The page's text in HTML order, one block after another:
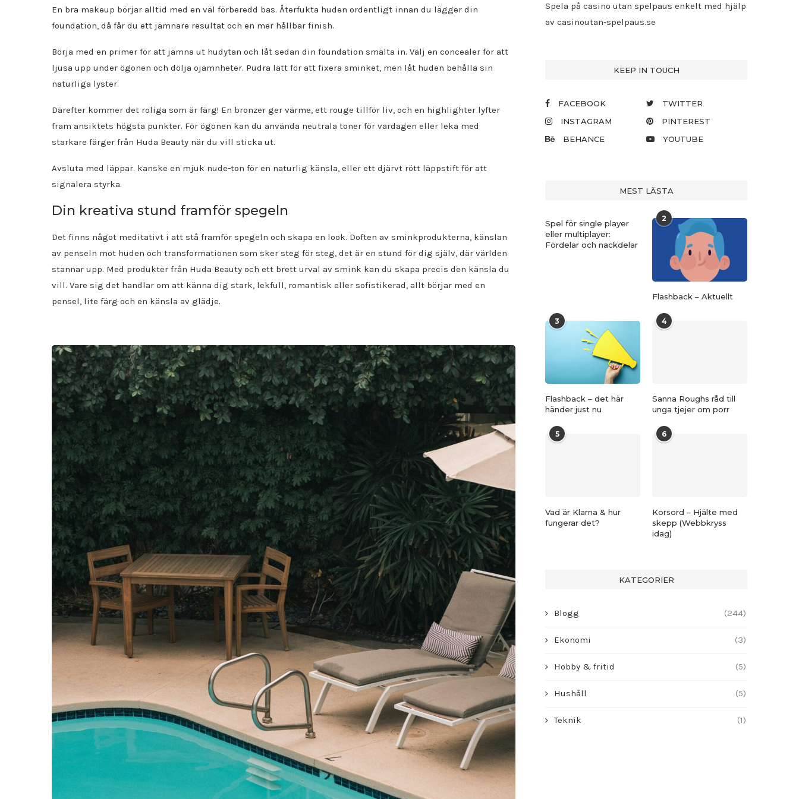
En bra makeup börjar alltid med en väl förberedd bas. Återfukta huden ordentligt innan du lägger din
foundation, då får du ett jämnare resultat och en mer hållbar finish.
Börja med en primer för att jämna ut hudytan och låt sedan din foundation smälta in. Välj en concealer för att
ljusa upp under ögonen och dölja ojämnheter. Pudra lätt för att fixera sminket, men låt huden behålla sin
naturliga lyster.
Därefter kommer det roliga som är färg! En bronzer ger värme, ett rouge tillför liv, och en highlighter lyfter
fram ansiktets högsta punkter. För ögonen kan du använda neutrala toner för vardagen eller leka med
starkare färger från Huda Beauty när du vill sticka ut.
Avsluta med läppar. kanske en mjuk nude-ton för en naturlig känsla, eller ett djärvt rött läppstift för att
signalera styrka.
Din kreativa stund framför spegeln
Det finns något meditativt i att stå framför spegeln och skapa en look. Doften av sminkprodukterna, känslan
av penseln mot huden och transformationen som sker steg för steg, det är en stund för dig själv, där världen
stannar upp. Med produkter från Huda Beauty och ett brett urval av smink kan du skapa precis den känsla du
vill. Vare sig det handlar om att känna dig stark, lekfull, romantisk eller sofistikerad, allt börjar med en
pensel, lite färg och en känsla av glädje.
Spela på casino utan spelpaus enkelt med hjälp
av casinoutan-spelpaus.se
KEEP IN TOUCH
FACEBOOK
TWITTER
INSTAGRAM
PINTEREST
BEHANCE
YOUTUBE
MEST LÄSTA
Spel för single player
eller multiplayer:
Fördelar och nackdelar
2
Flashback – Aktuellt
3
Flashback – det här
händer just nu
4
Sanna Roughs råd till
unga tjejer om porr
5
Vad är Klarna & hur
fungerar det?
6
Korsord – Hjälte med
skepp (Webbkryss
idag)
KATEGORIER
Blogg (244)
Ekonomi (3)
Hobby & fritid (5)
Hushåll (5)
Teknik (1)